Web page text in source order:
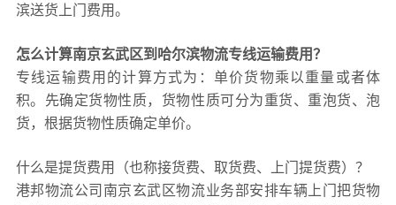
滨送货上门费用。
怎么计算南京玄武区到哈尔滨物流专线运输费用？
专线运输费用的计算方式为：单价货物乘以重量或者体
积。先确定货物性质，货物性质可分为重货、重泡货、泡
货，根据货物性质确定单价。
什么是提货费用（也称接货费、取货费、上门提货费）？
港邦物流公司南京玄武区物流业务部安排车辆上门把货物